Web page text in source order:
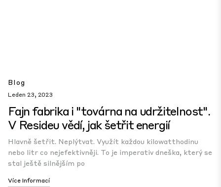
Blog
Leden 23, 2023
Fajn fabrika i "továrna na udržitelnost".
V Resideu vědí, jak šetřit energií
Hlavně šetřit. Neplýtvat. Využít každou kilowatthodinu
nebo litr co nejefektivněji. To je imperativ dneška, který se
stal ještě silnějším po
Více Informací